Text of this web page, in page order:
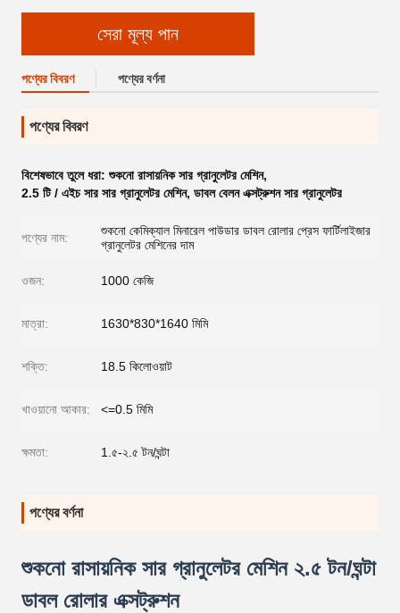
সেরা মূল্য পান
পণ্যের বিবরণ পণ্যের বর্ণনা
পণ্যের বিবরণ
বিশেষভাবে তুলে ধরা:শুকনো রাসায়নিক সার গ্রানুলেটর মেশিন,
2.5 টি / এইচ সার সার গ্রানুলেটর মেশিন, ডাবল বেলন এক্সট্রুশন সার গ্রানুলেটর
পণ্যের নাম:
শুকনো কেমিক্যাল মিনারেল পাউডার ডাবল রোলার প্রেস ফার্টিলাইজার
গ্রানুলেটর মেশিনের দাম
ওজন: 1000 কেজি
মাত্রা: 1630*830*1640 মিমি
শক্তি: 18.5 কিলোওয়াট
খাওয়ানো আকার: <=0.5 মিমি
ক্ষমতা: 1.৫-২.৫ টন/ঘন্টা
পণ্যের বর্ণনা
শুকনো রাসায়নিক সার গ্রানুলেটর মেশিন ২.৫ টন/ঘন্টা
ডাবল রোলার এক্সট্রুশন